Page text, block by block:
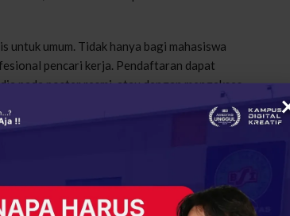
umum. Tidak hanya bagi mahasiswa
pencari kerja. Pendaftaran dapat
pada poster resmi, atau dengan mengakses
dalam mempersiapkan generasi muda
untuk mengakses dunia profesional dan